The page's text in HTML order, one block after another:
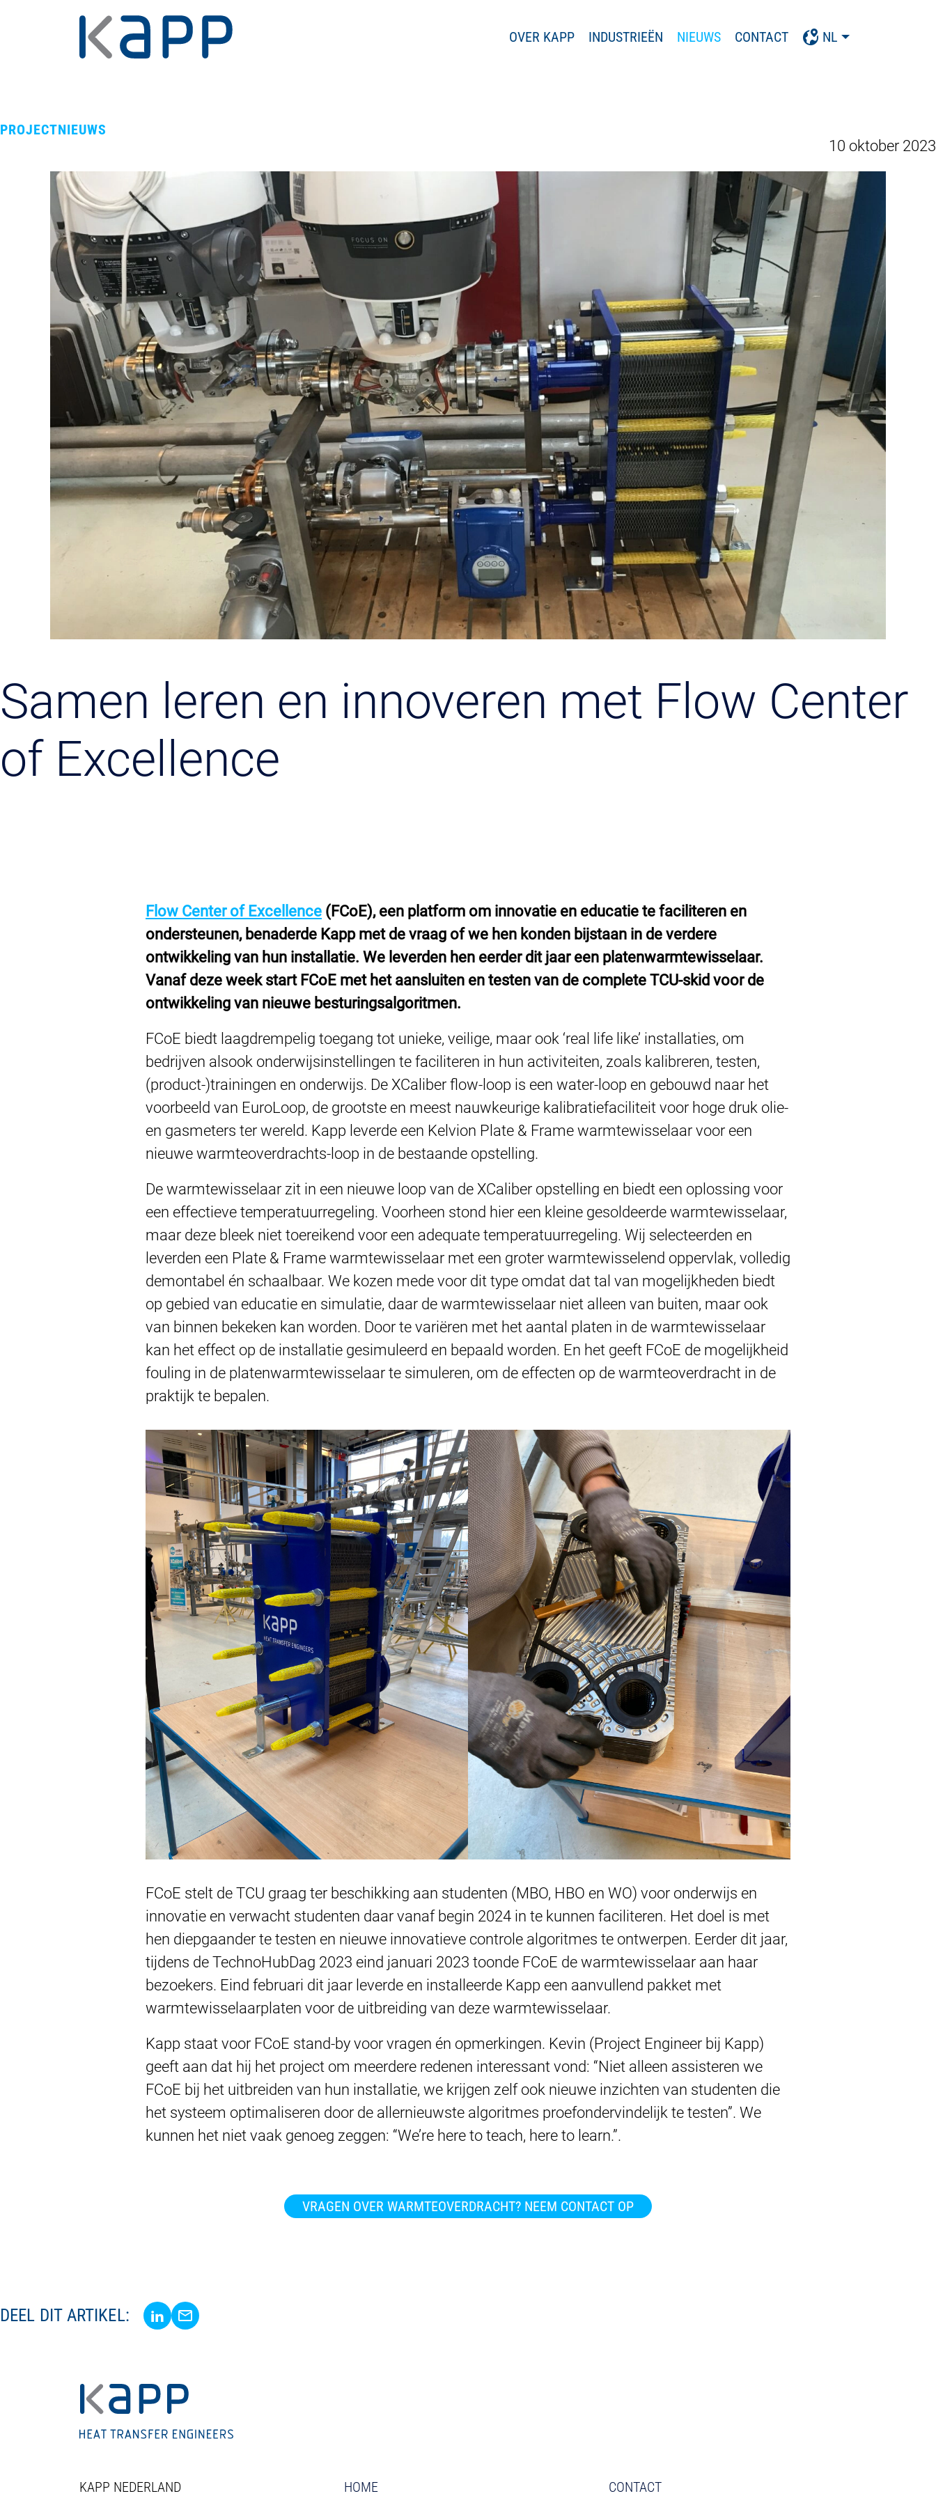
OVER KAPP INDUSTRIEËN NIEUWS CONTACT NL
PROJECTNIEUWS
10 oktober 2023
Samen leren en innoveren met Flow Center
of Excellence
Flow Center of Excellence (FCoE), een platform om innovatie en educatie te faciliteren en
ondersteunen, benaderde Kapp met de vraag of we hen konden bijstaan in de verdere
ontwikkeling van hun installatie. We leverden hen eerder dit jaar een platenwarmtewisselaar.
Vanaf deze week start FCoE met het aansluiten en testen van de complete TCU-skid voor de
ontwikkeling van nieuwe besturingsalgoritmen.
FCoE biedt laagdrempelig toegang tot unieke, veilige, maar ook ‘real life like’ installaties, om
bedrijven alsook onderwijsinstellingen te faciliteren in hun activiteiten, zoals kalibreren, testen,
(product-)trainingen en onderwijs. De XCaliber flow-loop is een water-loop en gebouwd naar het
voorbeeld van EuroLoop, de grootste en meest nauwkeurige kalibratiefaciliteit voor hoge druk olie-
en gasmeters ter wereld. Kapp leverde een Kelvion Plate & Frame warmtewisselaar voor een
nieuwe warmteoverdrachts-loop in de bestaande opstelling.
De warmtewisselaar zit in een nieuwe loop van de XCaliber opstelling en biedt een oplossing voor
een effectieve temperatuurregeling. Voorheen stond hier een kleine gesoldeerde warmtewisselaar,
maar deze bleek niet toereikend voor een adequate temperatuurregeling. Wij selecteerden en
leverden een Plate & Frame warmtewisselaar met een groter warmtewisselend oppervlak, volledig
demontabel én schaalbaar. We kozen mede voor dit type omdat dat tal van mogelijkheden biedt
op gebied van educatie en simulatie, daar de warmtewisselaar niet alleen van buiten, maar ook
van binnen bekeken kan worden. Door te variëren met het aantal platen in de warmtewisselaar
kan het effect op de installatie gesimuleerd en bepaald worden. En het geeft FCoE de mogelijkheid
fouling in de platenwarmtewisselaar te simuleren, om de effecten op de warmteoverdracht in de
praktijk te bepalen.
FCoE stelt de TCU graag ter beschikking aan studenten (MBO, HBO en WO) voor onderwijs en
innovatie en verwacht studenten daar vanaf begin 2024 in te kunnen faciliteren. Het doel is met
hen diepgaander te testen en nieuwe innovatieve controle algoritmes te ontwerpen. Eerder dit jaar,
tijdens de TechnoHubDag 2023 eind januari 2023 toonde FCoE de warmtewisselaar aan haar
bezoekers. Eind februari dit jaar leverde en installeerde Kapp een aanvullend pakket met
warmtewisselaarplaten voor de uitbreiding van deze warmtewisselaar.
Kapp staat voor FCoE stand-by voor vragen én opmerkingen. Kevin (Project Engineer bij Kapp)
geeft aan dat hij het project om meerdere redenen interessant vond: “Niet alleen assisteren we
FCoE bij het uitbreiden van hun installatie, we krijgen zelf ook nieuwe inzichten van studenten die
het systeem optimaliseren door de allernieuwste algoritmes proefondervindelijk te testen”. We
kunnen het niet vaak genoeg zeggen: “We’re here to teach, here to learn.”.
VRAGEN OVER WARMTEOVERDRACHT? NEEM CONTACT OP
DEEL DIT ARTIKEL: Delen via LinkedIn
Delen via E-Mail
KAPP NEDERLAND HOME CONTACT